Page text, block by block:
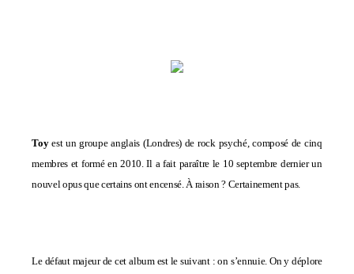
Toyest un groupe anglais (Londres) de rock psyché, composé de cinq
membres et formé en 2010. Il a fait paraître le 10 septembre dernier un
nouvel opus que certains ont encensé. À raison ? Certainement pas.
Le défaut majeur de cet album est le suivant : on s’ennuie. On y déplore